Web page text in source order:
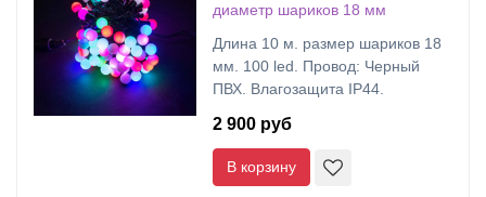
диаметр шариков 18 мм
Длина 10 м. размер шариков 18
мм. 100 led. Провод: Черный
ПВХ. Влагозащита IP44.
2 900 руб
В корзину